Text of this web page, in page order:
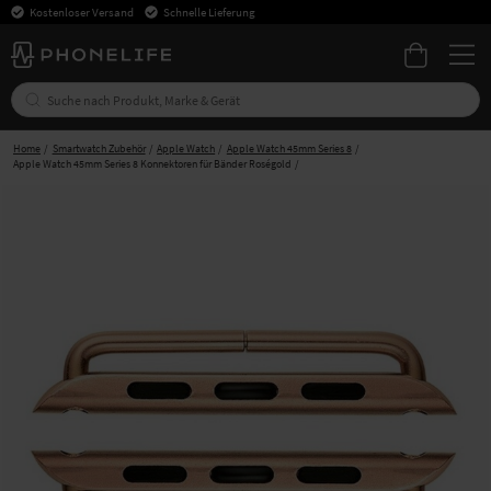
Kostenloser Versand Schnelle Lieferung
Home Smartwatch Zubehör Apple Watch
Apple Watch 45mm Series 8
Apple Watch 45mm Series 8 Konnektoren für Bänder Roségold